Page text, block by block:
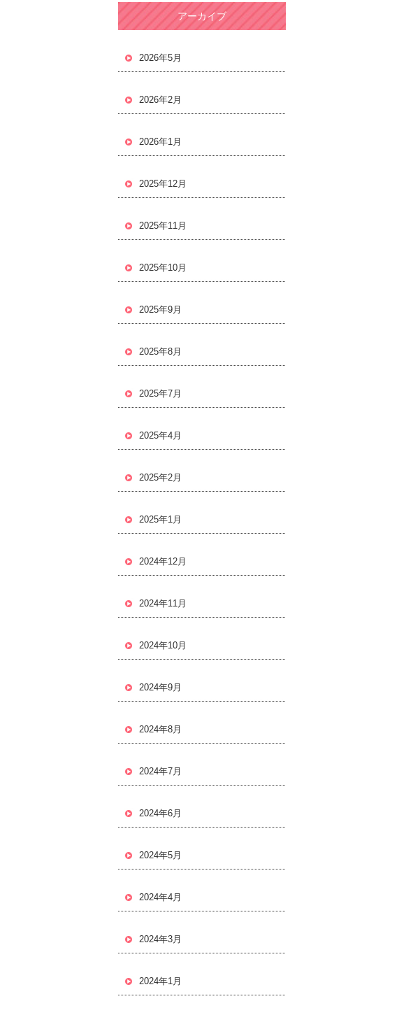
アーカイブ
2026年5月
2026年2月
2026年1月
2025年12月
2025年11月
2025年10月
2025年9月
2025年8月
2025年7月
2025年4月
2025年2月
2025年1月
2024年12月
2024年11月
2024年10月
2024年9月
2024年8月
2024年7月
2024年6月
2024年5月
2024年4月
2024年3月
2024年1月